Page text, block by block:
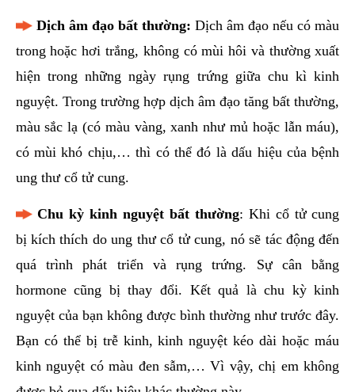
Dịch âm đạo bất thường: Dịch âm đạo nếu có màu
trong hoặc hơi trắng, không có mùi hôi và thường xuất
hiện trong những ngày rụng trứng giữa chu kì kinh
nguyệt. Trong trường hợp dịch âm đạo tăng bất thường,
màu sắc lạ (có màu vàng, xanh như mủ hoặc lẫn máu),
có mùi khó chịu,… thì có thể đó là dấu hiệu của bệnh
ung thư cổ tử cung.
Chu kỳ kinh nguyệt bất thường: Khi cổ tử cung
bị kích thích do ung thư cổ tử cung, nó sẽ tác động đến
quá trình phát triển và rụng trứng. Sự cân bằng
hormone cũng bị thay đổi. Kết quả là chu kỳ kinh
nguyệt của bạn không được bình thường như trước đây.
Bạn có thể bị trễ kinh, kinh nguyệt kéo dài hoặc máu
kinh nguyệt có màu đen sẫm,… Vì vậy, chị em không